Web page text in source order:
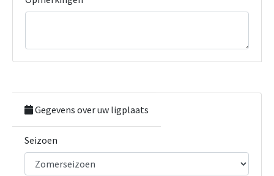
Gegevens over uw ligplaats
Seizoen